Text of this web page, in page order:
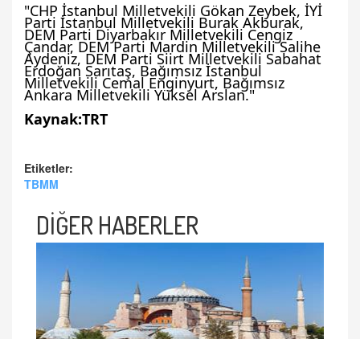
"CHP İstanbul Milletvekili Gökan Zeybek, İYİ
Parti İstanbul Milletvekili Burak Akburak,
DEM Parti Diyarbakır Milletvekili Cengiz
Çandar, DEM Parti Mardin Milletvekili Salihe
Aydeniz, DEM Parti Siirt Milletvekili Sabahat
Erdoğan Sarıtaş, Bağımsız İstanbul
Milletvekili Cemal Enginyurt, Bağımsız
Ankara Milletvekili Yüksel Arslan."
Kaynak:TRT
Etiketler:
TBMM
DİĞER HABERLER